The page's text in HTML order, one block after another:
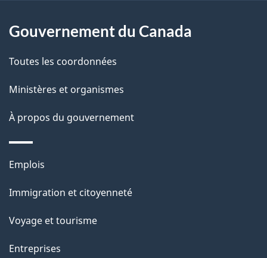
e
l
a
p
a
g
e
Gouvernement du Canada
Toutes les coordonnées
Ministères et organismes
À propos du gouvernement
Thèmes
sujets
Emplois
Immigration et citoyenneté
Voyage et tourisme
Entreprises